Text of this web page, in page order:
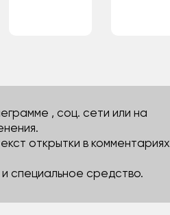
, соц. сети или на
открытки в комментариях
специальное средство.